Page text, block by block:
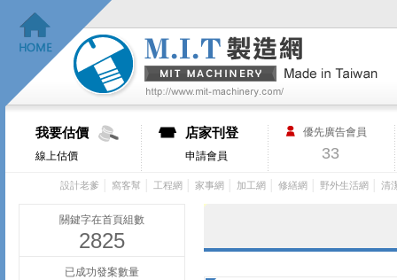
我要估價
線上估價
店家刊登
申請會員
優先廣告會員
33
設計老爹 窩客幫 工程網 家事網 加工網 修繕網 野外生活網 清
關鍵字在首頁組數
2825
已成功發案數量